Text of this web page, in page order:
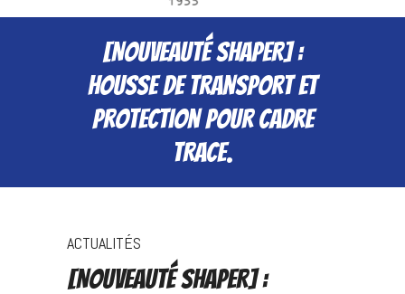
[Nouveauté SHAPER] :
Housse de transport et
protection pour cadre
TRACE.
ACTUALITÉS
[Nouveauté SHAPER] :